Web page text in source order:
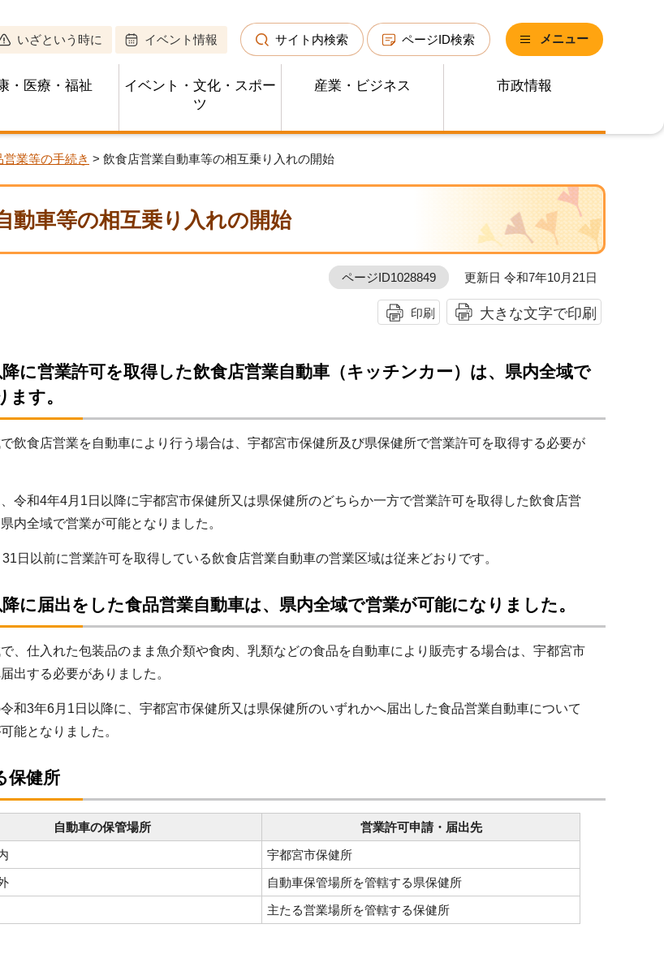
いざという時に イベント情報 サイト内検索 ページID検索 メニュー
・医療・福祉
イベント・文化・スポー
ツ
産業・ビジネス 市政情報
営業等の手続き > 飲食店営業自動車等の相互乗り入れの開始
動車等の相互乗り入れの開始
ページID1028849 更新日 令和7年10月21日
印刷 大きな文字で印刷
に営業許可を取得した飲食店営業自動車（キッチンカー）は、県内全域で
す。
飲食店営業を自動車により行う場合は、宇都宮市保健所及び県保健所で営業許可を取得する必要が
令和4年4月1日以降に宇都宮市保健所又は県保健所のどちらか一方で営業許可を取得した飲食店営
内全域で営業が可能となりました。
日以前に営業許可を取得している飲食店営業自動車の営業区域は従来どおりです。
に届出をした食品営業自動車は、県内全域で営業が可能になりました。
、仕入れた包装品のまま魚介類や食肉、乳類などの食品を自動車により販売する場合は、宇都宮市
出する必要がありました。
和3年6月1日以降に、宇都宮市保健所又は県保健所のいずれかへ届出した食品営業自動車について
能となりました。
保健所
自動車の保管場所
営業許可申請・届出先
宇都宮市保健所
自動車保管場所を管轄する県保健所
主たる営業場所を管轄する保健所